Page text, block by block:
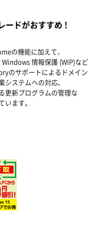
ードがおすすめ !
の機能に加えて、
情報保護 (WIP)など
のサポートによるドメイン
ステムへの対応、
更新プログラムの管理な
ます。